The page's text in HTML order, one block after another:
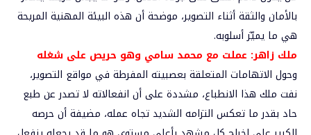
بالأمان والثقة أثناء التصوير، موضحة أن هذه البيئة المهنية المريحة
هي ما يميّز أسلوبه.
ملك زاهر: عملت مع محمد سامي وهو حريص على شغله
وحول الاتهامات المتعلقة بعصبيته المفرطة في مواقع التصوير،
نفت ملك هذا الانطباع، مشددة على أن انفعالاته لا تصدر عن طبع
حاد بقدر ما تعكس التزامه الشديد تجاه عمله، مضيفة أن حرصه